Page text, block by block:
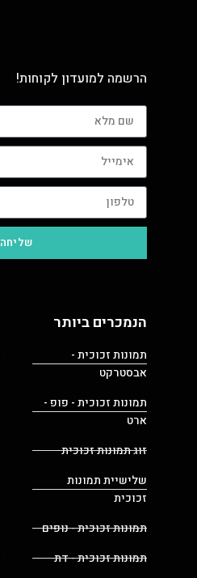
הרשמה למועדון לקוחות!
שליחה
הנמכרים ביותר
תמונות זכוכית -
אבסטרקט
תמונות זכוכית - פופ -
ארט
זוג תמונות זכוכית
שלישיית תמונות
זכוכית
תמונות זכוכית - נופים
תמונות זכוכית - דת